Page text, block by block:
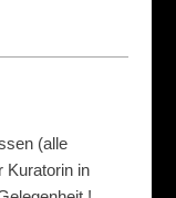
(alle
Kuratorin in